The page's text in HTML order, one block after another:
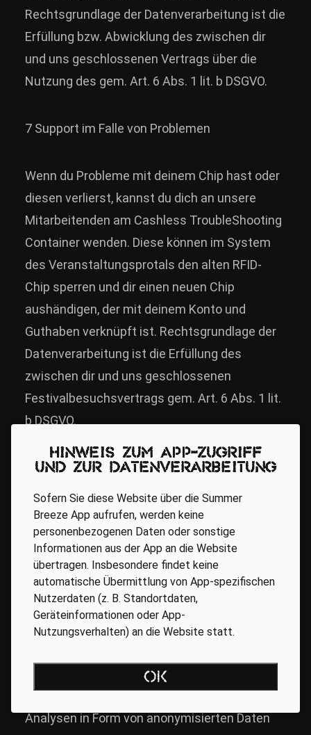
Rechtsgrundlage der Datenverarbeitung ist die
Erfüllung bzw. Abwicklung des zwischen dir
und uns geschlossenen Vertrags über die
Nutzung des gem. Art. 6 Abs. 1 lit. b DSGVO.
7 Support im Falle von Problemen
Wenn du Probleme mit deinem Chip hast oder
diesen verlierst, kannst du dich an unsere
Mitarbeitenden am Cashless TroubleShooting
Container wenden. Diese können im System
des Veranstaltungsprotals den alten RFID-
Chip sperren und dir einen neuen Chip
aushändigen, der mit deinem Konto und
Guthaben verknüpft ist. Rechtsgrundlage der
Datenverarbeitung ist die Erfüllung des
zwischen dir und uns geschlossenen
Festivalbesuchsvertrags gem. Art. 6 Abs. 1 lit.
b DSGVO.
Wenn du Probleme mit dem webbasierten
Kundenportal hast, kannst du zur
Problemlösung auch über die dort
bereitgestellten Kommunikationsmittel direkt
mit GET Kontakt aufnehmen. Dabei ist GET
ebenfalls als unser Auftragsverarbeiter tätig.
8 Statistische Analyse der Transaktionen
Über das Kundenportal werden aus den
erfassten Transaktionen statistischer
Analysen in Form von anonymisierten Daten
Hinweis zum App-Zugriff
und zur Datenverarbeitung
Sofern Sie diese Website über die Summer
Breeze App aufrufen, werden keine
personenbezogenen Daten oder sonstige
Informationen aus der App an die Website
übertragen. Insbesondere findet keine
automatische Übermittlung von App-spezifischen
Nutzerdaten (z. B. Standortdaten,
Geräteinformationen oder App-
Nutzungsverhalten) an die Website statt.
OK